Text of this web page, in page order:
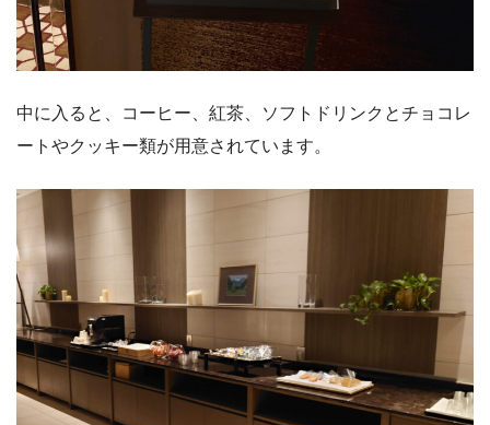
中に入ると、コーヒー、紅茶、ソフトドリンクとチョコレ
ートやクッキー類が用意されています。